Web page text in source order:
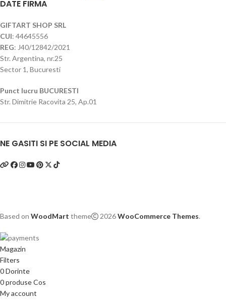
DATE FIRMA
GIFTART SHOP SRL
CUI: 44645556
REG: J40/12842/2021
Str. Argentina, nr.25
Sector 1, Bucuresti
Punct lucru BUCURESTI
Str. Dimitrie Racovita 25, Ap.01
NE GASITI SI PE SOCIAL MEDIA
Based on WoodMart theme 2026WooCommerce Themes.
Magazin
Filters
0Dorinte
0produseCos
My account